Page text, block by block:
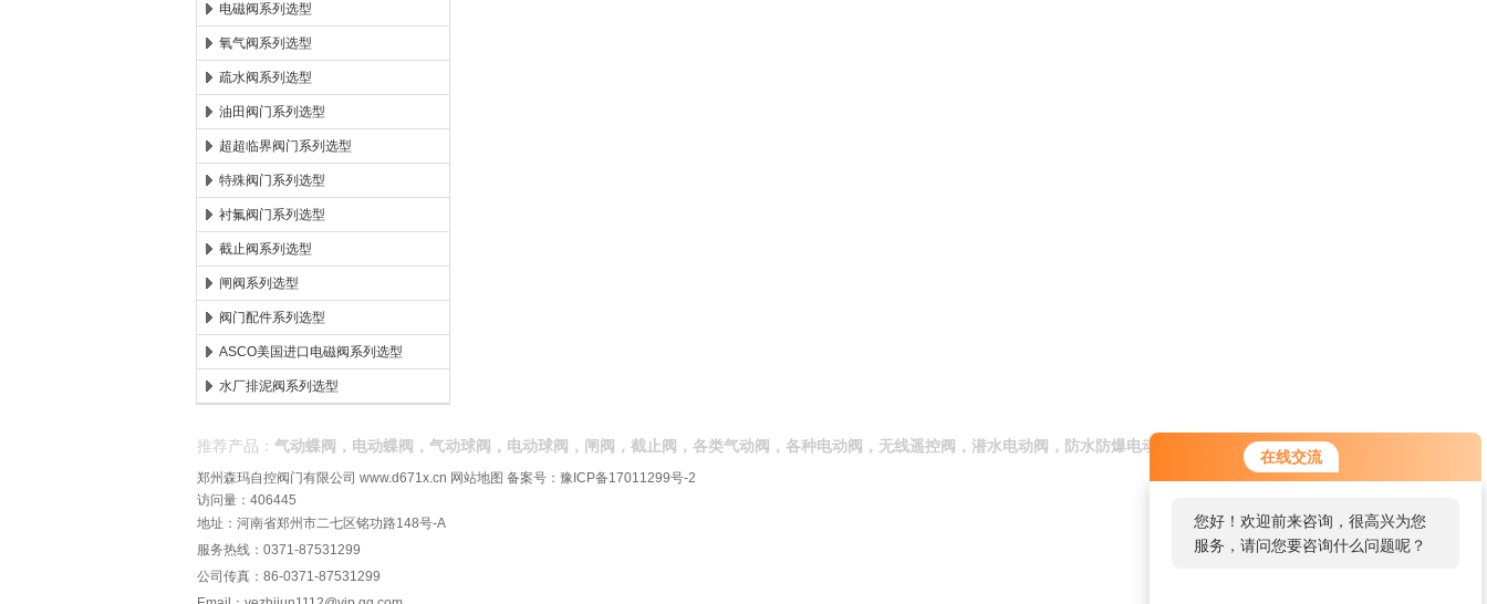
在线交流
您好！欢迎前来咨询，很高兴为您
服务，请问您要咨询什么问题呢？
电磁阀系列选型
氧气阀系列选型
疏水阀系列选型
油田阀门系列选型
超超临界阀门系列选型
特殊阀门系列选型
衬氟阀门系列选型
截止阀系列选型
闸阀系列选型
阀门配件系列选型
ASCO美国进口电磁阀系列选型
水厂排泥阀系列选型
推荐产品： 气动蝶阀，电动蝶阀，气动球阀，电动球阀，闸阀，截止阀，各类气动阀，各种电动阀，无线遥控阀，潜水电动阀，防水防爆电动阀
郑州森玛自控阀门有限公司 www.d671x.cn 网站地图 备案号： 豫ICP备17011299号-2
访问量：406445
地址：河南省郑州市二七区铭功路148号-A
服务热线：0371-87531299
公司传真：86-0371-87531299